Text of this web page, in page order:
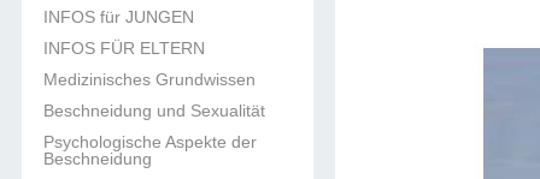
INFOS für JUNGEN
INFOS FÜR ELTERN
Medizinisches Grundwissen
Beschneidung und Sexualität
Psychologische Aspekte der
Beschneidung